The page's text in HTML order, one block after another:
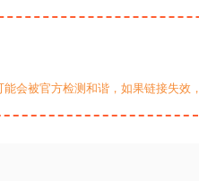
会被官方检测和谐，如果链接失效